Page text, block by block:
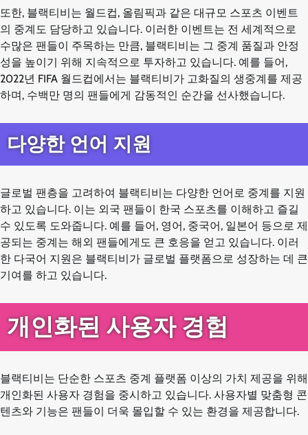
또한, 블랙티비는 월드컵, 올림픽과 같은 대규모 스포츠 이벤트
의 중계도 담당하고 있습니다. 이러한 이벤트는 전 세계적으로
수많은 팬들이 주목하는 만큼, 블랙티비는 그 중계 품질과 안정
성을 높이기 위해 지속적으로 투자하고 있습니다. 예를 들어,
2022년 FIFA 월드컵에서는 블랙티비가 고화질의 생중계를 제공
하며, 수백만 명의 팬들에게 감동적인 순간을 선사했습니다.
다양한 언어 지원
글로벌 팬층을 고려하여 블랙티비는 다양한 언어로 중계를 지원
하고 있습니다. 이는 외국 팬들이 한국 스포츠를 이해하고 즐길
수 있도록 도와줍니다. 예를 들어, 영어, 중국어, 일본어 등으로 제
공되는 중계는 해외 팬들에게도 큰 호응을 얻고 있습니다. 이러
한 다국어 지원은 블랙티비가 글로벌 플랫폼으로 성장하는 데 큰
기여를 하고 있습니다.
개인화된 사용자 경험
블랙티비는 단순한 스포츠 중계 플랫폼 이상의 가치 제공을 위해
개인화된 사용자 경험을 중시하고 있습니다. 사용자별 맞춤형 콘
텐츠와 기능은 팬들이 더욱 몰입할 수 있는 환경을 제공합니다.